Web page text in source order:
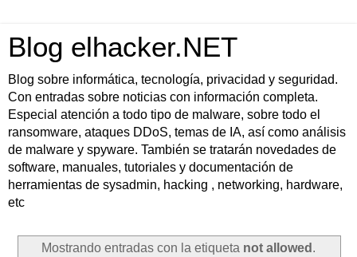
Blog elhacker.NET
Blog sobre informática, tecnología, privacidad y seguridad.
Con entradas sobre noticias con información completa.
Especial atención a todo tipo de malware, sobre todo el
ransomware, ataques DDoS, temas de IA, así como análisis
de malware y spyware. También se tratarán novedades de
software, manuales, tutoriales y documentación de
herramientas de sysadmin, hacking , networking, hardware,
etc
Mostrando entradas con la etiqueta not allowed .